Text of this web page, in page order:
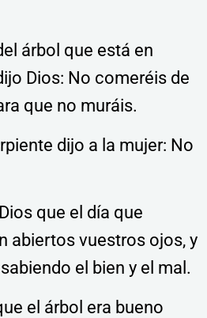
árbol que está en
Dios: No comeréis de
que no muráis.
dijo a la mujer: No
que el día que
abiertos vuestros ojos, y
el bien y el mal.
el árbol era bueno